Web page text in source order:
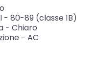
- 80-89 (classe 1B)
- Chiaro
- AC